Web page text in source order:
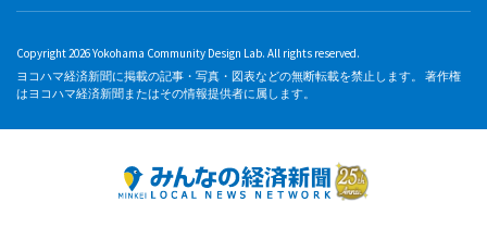
Copyright 2026 Yokohama Community Design Lab. All rights reserved.
ヨコハマ経済新聞に掲載の記事・写真・図表などの無断転載を禁止します。 著作権
はヨコハマ経済新聞またはその情報提供者に属します。